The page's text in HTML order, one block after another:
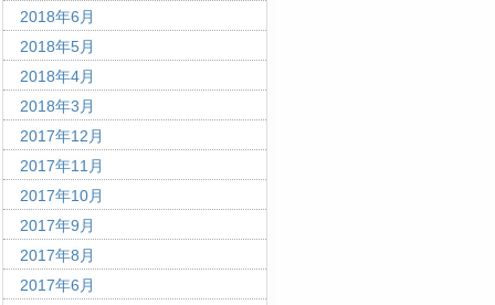
2018年6月
2018年5月
2018年4月
2018年3月
2017年12月
2017年11月
2017年10月
2017年9月
2017年8月
2017年6月